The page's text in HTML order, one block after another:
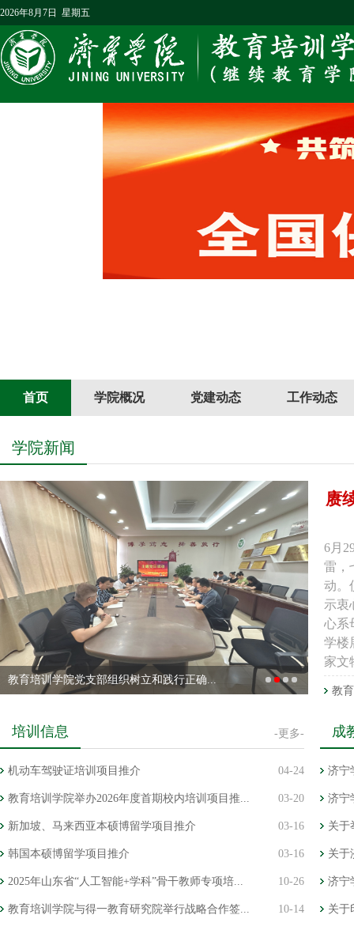
2026年8月7日 星期五
首页 学院概况 党建动态 工作动态
学院新闻
教育培训学院党支部组织树立和践行正确...
赓
6月
雷，
动。
示衷
心系
学楼
家文
我
教
培训信息 -更多-
04-24
机动车驾驶证培训项目推介
03-20
教育培训学院举办2026年度首期校内培训项目推...
03-16
新加坡、马来西亚本硕博留学项目推介
03-16
韩国本硕博留学项目推介
10-26
2025年山东省“人工智能+学科”骨干教师专项培...
10-14
教育培训学院与得一教育研究院举行战略合作签...
成
济宁
济宁
关于
关于
济宁
关于